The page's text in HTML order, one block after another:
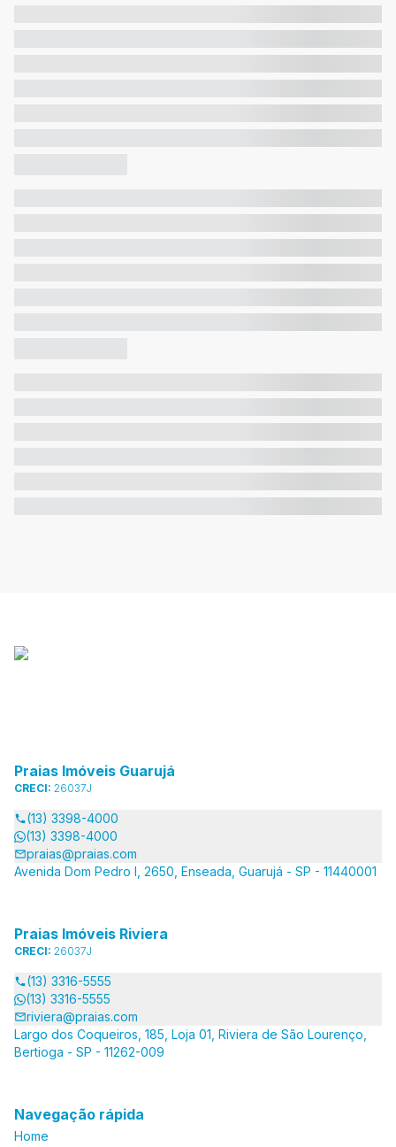
Praias Imóveis Guarujá
CRECI: 26037J
(13) 3398-4000
(13) 3398-4000
praias@praias.com
Avenida Dom Pedro I, 2650, Enseada, Guarujá - SP - 11440001
Praias Imóveis Riviera
CRECI: 26037J
(13) 3316-5555
(13) 3316-5555
riviera@praias.com
Largo dos Coqueiros, 185, Loja 01, Riviera de São Lourenço,
Bertioga - SP - 11262-009
Navegação rápida
Home